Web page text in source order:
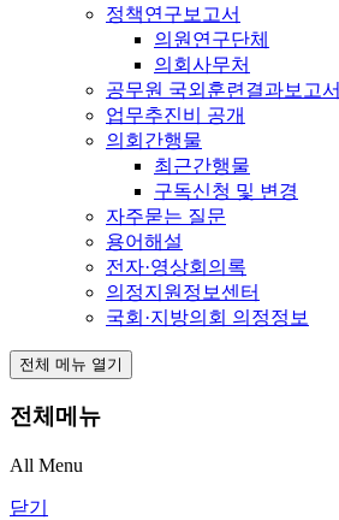
정책연구보고서
의원연구단체
의회사무처
공무원 국외훈련결과보고서
업무추진비 공개
의회간행물
최근간행물
구독신청 및 변경
자주묻는 질문
용어해설
전자·영상회의록
의정지원정보센터
국회·지방의회 의정정보
전체 메뉴 열기
전체메뉴
All Menu
닫기